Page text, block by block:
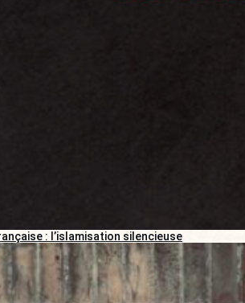
: l’islamisation silencieuse